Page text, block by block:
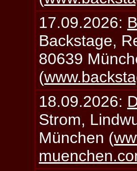
17.09.2026:
Backstage,
80639
(
18.09.2026:
Strom,
München (